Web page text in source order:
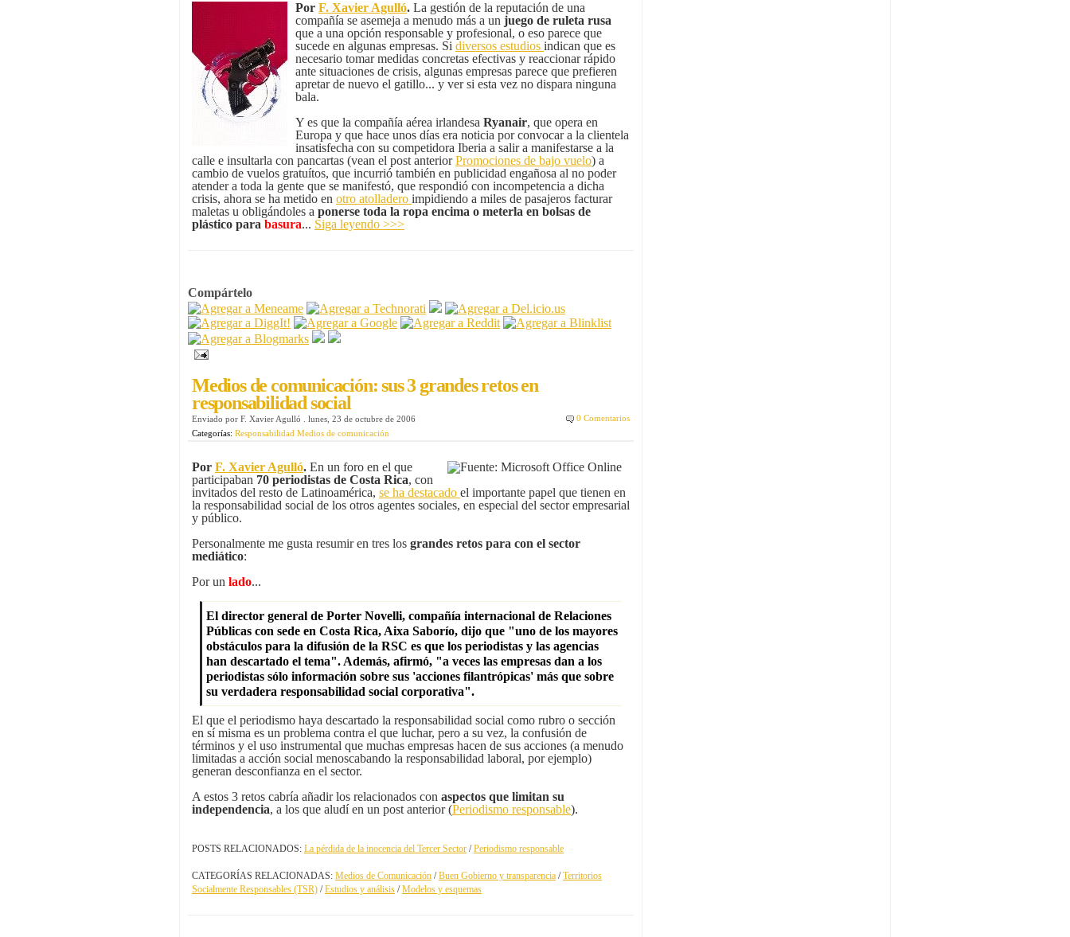
Por F. Xavier Agulló. La gestión de la reputación de una
compañía se asemeja a menudo más a un juego de ruleta rusa
que a una opción responsable y profesional, o eso parece que
sucede en algunas empresas. Si diversos estudios indican que es
necesario tomar medidas concretas efectivas y reaccionar rápido
ante situaciones de crisis, algunas empresas parece que prefieren
apretar de nuevo el gatillo... y ver si esta vez no dispara ninguna
bala.
Y es que la compañía aérea irlandesa Ryanair, que opera en
Europa y que hace unos días era noticia por convocar a la clientela
insatisfecha con su competidora Iberia a salir a manifestarse a la
calle e insultarla con pancartas (vean el post anteriorPromociones de bajo vuelo) a
cambio de vuelos gratuítos, que incurrió también en publicidad engañosa al no poder
atender a toda la gente que se manifestó, que respondió con incompetencia a dicha
crisis, ahora se ha metido en otro atolladero impidiendo a miles de pasajeros facturar
maletas u obligándoles a ponerse toda la ropa encima o meterla en bolsas de
plástico para basura... Siga leyendo >>>
Compártelo
Medios de comunicación: sus 3 grandes retos en
responsabilidad social
Enviado por F. Xavier Agulló lunes, 23 de octubre de 2006
0 Comentarios
Categorías: Responsabilidad Medios de comunicación
Por F. Xavier Agulló. En un foro en el que
participaban 70 periodistas de Costa Rica, con
invitados del resto de Latinoamérica, se ha destacado el importante papel que tienen en
la responsabilidad social de los otros agentes sociales, en especial del sector empresarial
y público.
Personalmente me gusta resumir en tres los grandes retos para con el sector
mediático:
Por un lado...
El director general de Porter Novelli, compañía internacional de Relaciones
Públicas con sede en Costa Rica, Aixa Saborío, dijo que "uno de los mayores
obstáculos para la difusión de la RSC es que los periodistas y las agencias
han descartado el tema". Además, afirmó, "a veces las empresas dan a los
periodistas sólo información sobre sus 'acciones filantrópicas' más que sobre
su verdadera responsabilidad social corporativa".
El que el periodismo haya descartado la responsabilidad social como rubro o sección
en sí misma es un problema contra el que luchar, pero a su vez, la confusión de
términos y el uso instrumental que muchas empresas hacen de sus acciones (a menudo
limitadas a acción social menoscabando la responsabilidad laboral, por ejemplo)
generan desconfianza en el sector.
A estos 3 retos cabría añadir los relacionados con aspectos que limitan su
independencia, a los que aludí en un post anterior (Periodismo responsable).
POSTS RELACIONADOS: La pérdida de la inocencia del Tercer Sector /Periodismo responsable
CATEGORÍAS RELACIONADAS: Medios de Comunicación /Buen Gobierno y transparencia /Territorios
Socialmente Responsables (TSR) /Estudios y análisis /Modelos y esquemas